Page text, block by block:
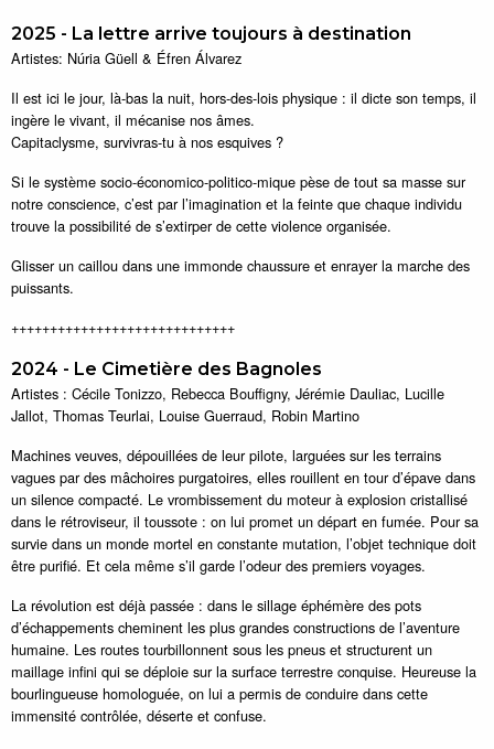
2025 - La lettre arrive toujours à destination
Artistes: Núria Güell & Éfren Álvarez
Il est ici le jour, là-bas la nuit, hors-des-lois physique : il dicte son temps, il
ingère le vivant, il mécanise nos âmes.
Capitaclysme, survivras-tu à nos esquives ?
Si le système socio-économico-politico-mique pèse de tout sa masse sur
notre conscience, c’est par l’imagination et la feinte que chaque individu
trouve la possibilité de s’extirper de cette violence organisée.
Glisser un caillou dans une immonde chaussure et enrayer la marche des
puissants.
+++++++++++++++++++++++++++++
2024 - Le Cimetière des Bagnoles
Artistes : Cécile Tonizzo, Rebecca Bouffigny, Jérémie Dauliac, Lucille
Jallot, Thomas Teurlai, Louise Guerraud, Robin Martino
Machines veuves, dépouillées de leur pilote, larguées sur les terrains
vagues par des mâchoires purgatoires, elles rouillent en tour d’épave dans
un silence compacté. Le vrombissement du moteur à explosion cristallisé
dans le rétroviseur, il toussote : on lui promet un départ en fumée. Pour sa
survie dans un monde mortel en constante mutation, l’objet technique doit
être purifié. Et cela même s’il garde l’odeur des premiers voyages.
La révolution est déjà passée : dans le sillage éphémère des pots
d’échappements cheminent les plus grandes constructions de l’aventure
humaine. Les routes tourbillonnent sous les pneus et structurent un
maillage infini qui se déploie sur la surface terrestre conquise. Heureuse la
bourlingueuse homologuée, on lui a permis de conduire dans cette
immensité contrôlée, déserte et confuse.